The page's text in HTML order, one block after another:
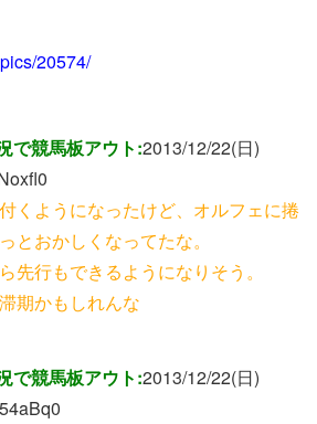
20574/
で競馬板アウト:2013/12/22(日)
くようになったけど、オルフェに捲
とおかしくなってたな。
先行もできるようになりそう。
期かもしれんな
で競馬板アウト:2013/12/22(日)